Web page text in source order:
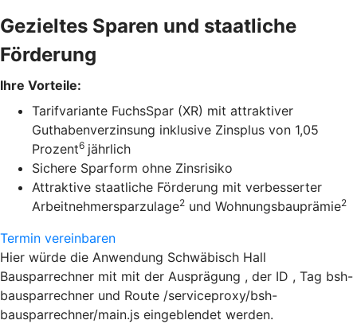
Gezieltes Sparen und staatliche
Förderung
Ihre Vorteile:
Tarifvariante FuchsSpar (XR) mit attraktiver
Guthabenverzinsung inklusive Zinsplus von 1,05
Prozent6 jährlich
Sichere Sparform ohne Zinsrisiko
Attraktive staatliche Förderung mit verbesserter
Arbeitnehmersparzulage2 und Wohnungsbauprämie2
Termin vereinbaren
Hier würde die Anwendung Schwäbisch Hall
Bausparrechner mit mit der Ausprägung , der ID , Tag bsh-
bausparrechner und Route /serviceproxy/bsh-
bausparrechner/main.js eingeblendet werden.